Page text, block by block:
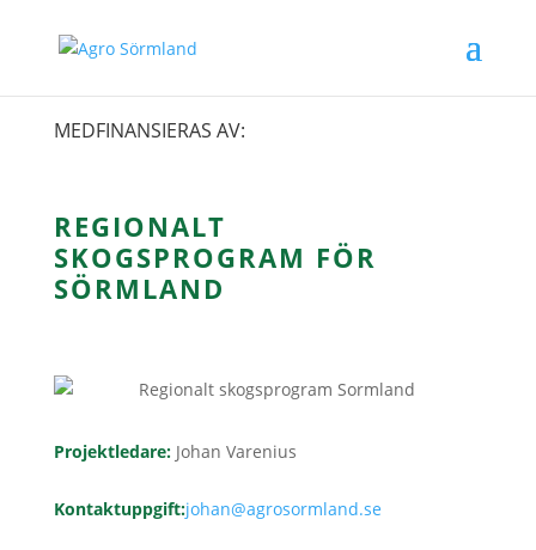
MEDFINANSIERAS AV:
REGIONALT
SKOGSPROGRAM FÖR
SÖRMLAND
Projektledare: Johan Varenius
Kontaktuppgift:johan@agrosormland.se